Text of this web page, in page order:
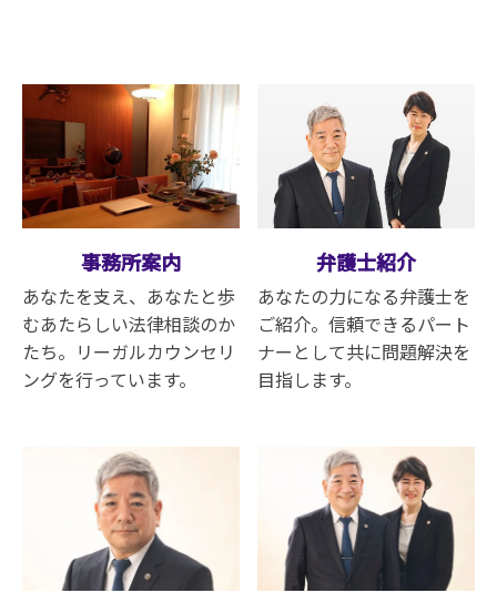
事務所案内
あなたを支え、あなたと歩
むあたらしい法律相談のか
たち。リーガルカウンセリ
ングを行っています。
弁護士紹介
あなたの力になる弁護士を
ご紹介。信頼できるパート
ナーとして共に問題解決を
目指します。